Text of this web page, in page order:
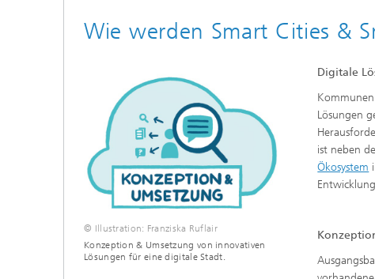
Wie werden Smart Cities &
© Illustration: Franziska Ruflair
Konzeption & Umsetzung von innovativen
Lösungen für eine digitale Stadt.
Digitale
Lösungen
ist neben
Ökosystem